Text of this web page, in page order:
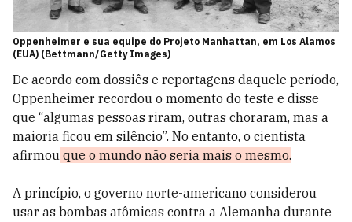
Oppenheimer e sua equipe do Projeto Manhattan, em Los Alamos
(EUA) (Bettmann/Getty Images)
De acordo com dossiês e reportagens daquele período,
Oppenheimer recordou o momento do teste e disse
que “algumas pessoas riram, outras choraram, mas a
maioria ficou em silêncio”. No entanto, o cientista
afirmou que o mundo não seria mais o mesmo.
A princípio, o governo norte-americano considerou
usar as bombas atômicas contra a Alemanha durante